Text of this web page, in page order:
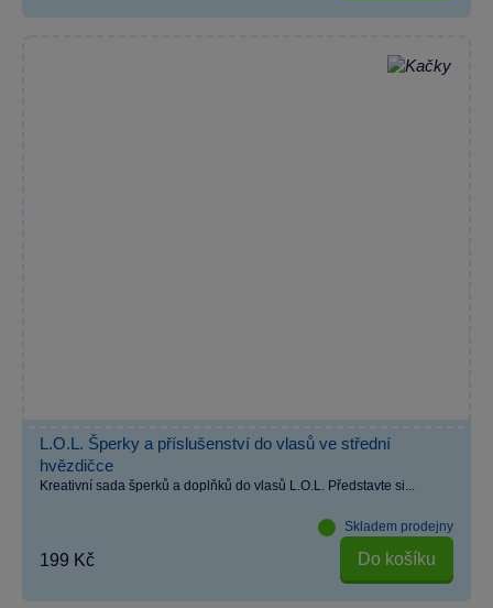
L.O.L. Šperky a příslušenství do vlasů ve střední
hvězdičce
Kreativní sada šperků a doplňků do vlasů L.O.L. Představte si...
Skladem prodejny
199 Kč Do košíku